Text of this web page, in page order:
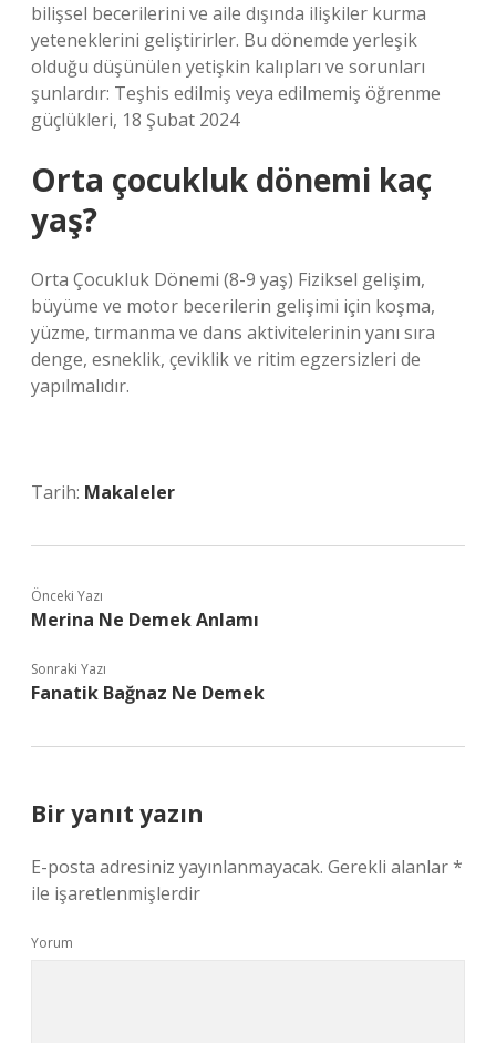
bilişsel becerilerini ve aile dışında ilişkiler kurma
yeteneklerini geliştirirler. Bu dönemde yerleşik
olduğu düşünülen yetişkin kalıpları ve sorunları
şunlardır: Teşhis edilmiş veya edilmemiş öğrenme
güçlükleri, 18 Şubat 2024
Orta çocukluk dönemi kaç
yaş?
Orta Çocukluk Dönemi (8-9 yaş) Fiziksel gelişim,
büyüme ve motor becerilerin gelişimi için koşma,
yüzme, tırmanma ve dans aktivitelerinin yanı sıra
denge, esneklik, çeviklik ve ritim egzersizleri de
yapılmalıdır.
Tarih: Makaleler
Önceki Yazı
Merina Ne Demek Anlamı
Sonraki Yazı
Fanatik Bağnaz Ne Demek
Bir yanıt yazın
E-posta adresiniz yayınlanmayacak. Gerekli alanlar*
ile işaretlenmişlerdir
Yorum